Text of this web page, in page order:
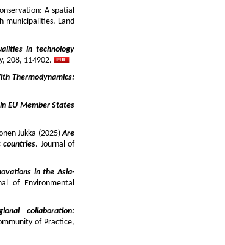
A spatial
municipalities. Land
in technology
208, 114902.
Thermodynamics:
EU Member States
Jukka (2025)Are
countries. Journal of
in the Asia-
of Environmental
collaboration:
of Practice,